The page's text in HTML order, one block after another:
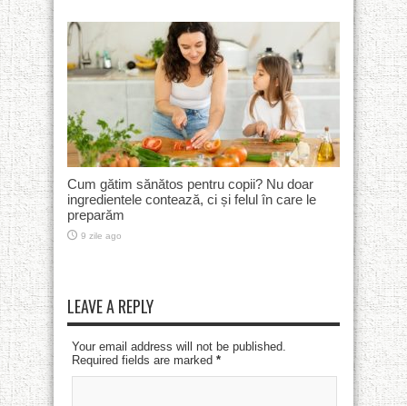
Cum gătim sănătos pentru copii? Nu doar
ingredientele contează, ci și felul în care le
preparăm
9 zile ago
LEAVE A REPLY
Your email address will not be published.
Required fields are marked *